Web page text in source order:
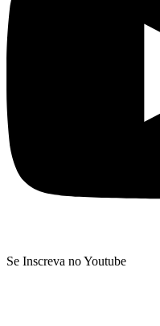
Se Inscreva no Youtube